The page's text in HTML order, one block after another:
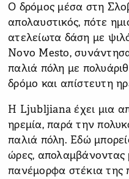
Ο δρόμος μέσα στη
απολαυστικός, πότε
ατελείωτα δάση με
Novo Mesto,
παλιά πόλη με
δρόμο και απίστευτη
Η Ljubljiana έχει μια
ηρεμία, παρά την
παλιά πόλη. Εδώ
ώρες, απολαμβάνοντας
πανέμορφα στέκια της